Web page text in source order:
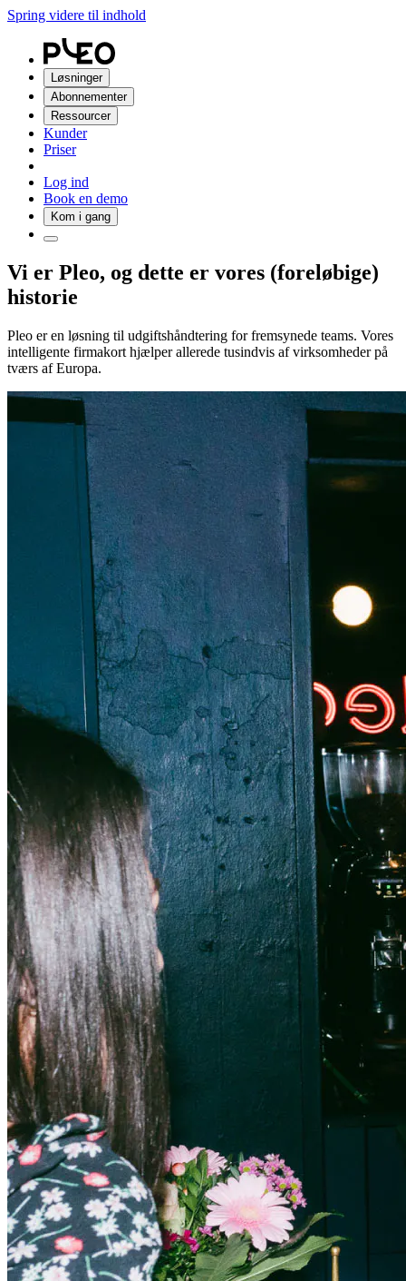
Spring videre til indhold
Løsninger
Abonnementer
Ressourcer
Kunder
Priser
Log ind
Book en demo
Kom i gang
Vi er Pleo, og dette er vores (foreløbige)
historie
Pleo er en løsning til udgiftshåndtering for fremsynede teams. Vores
intelligente firmakort hjælper allerede tusindvis af virksomheder på
tværs af Europa.